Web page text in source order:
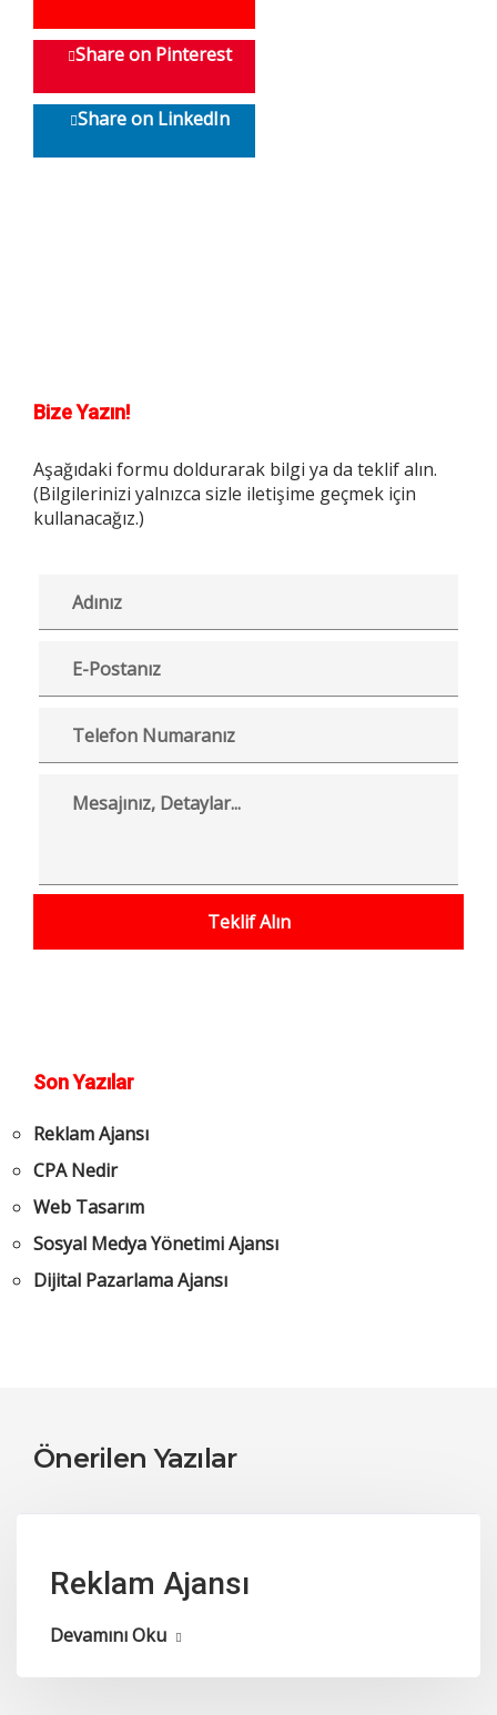
Share on Pinterest
Share on LinkedIn
Bize Yazın!
Aşağıdaki formu doldurarak bilgi ya da teklif alın.
(Bilgilerinizi yalnızca sizle iletişime geçmek için
kullanacağız.)
Son Yazılar
Reklam Ajansı
CPA Nedir
Web Tasarım
Sosyal Medya Yönetimi Ajansı
Dijital Pazarlama Ajansı
Önerilen Yazılar
Reklam Ajansı
Devamını Oku